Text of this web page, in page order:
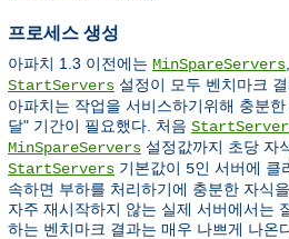
프로세스 생성
아파치 1.3 이전에는 MinSpareServers
StartServers 설정이 모두 벤치마크
아파치는 작업을 서비스하기위해 충분
달" 기간이 필요했다. 처음
MinSpareServers 설정값까지 초당 자
StartServers 기본값이 5인 서버에 클
속하면 부하를 처리하기에 충분한 자식
자주 재시작하지 않는 실제 서버에서는
하는 벤치마크 결과는 매우 나쁘게 나온